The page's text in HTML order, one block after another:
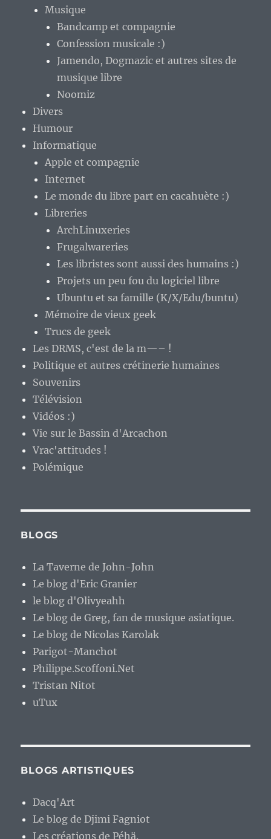
Musique
Bandcamp et compagnie
Confession musicale :)
Jamendo, Dogmazic et autres sites de
musique libre
Noomiz
Divers
Humour
Informatique
Apple et compagnie
Internet
Le monde du libre part en cacahuète :)
Libreries
ArchLinuxeries
Frugalwareries
Les libristes sont aussi des humains :)
Projets un peu fou du logiciel libre
Ubuntu et sa famille (K/X/Edu/buntu)
Mémoire de vieux geek
Trucs de geek
Les DRMS, c'est de la m—– !
Politique et autres crétinerie humaines
Souvenirs
Télévision
Vidéos :)
Vie sur le Bassin d'Arcachon
Vrac'attitudes !
Polémique
BLOGS
La Taverne de John-John
Le blog d'Eric Granier
le blog d'Olivyeahh
Le blog de Greg, fan de musique asiatique.
Le blog de Nicolas Karolak
Parigot-Manchot
Philippe.Scoffoni.Net
Tristan Nitot
uTux
BLOGS ARTISTIQUES
Dacq'Art
Le blog de Djimi Fagniot
Les créations de Péhä.